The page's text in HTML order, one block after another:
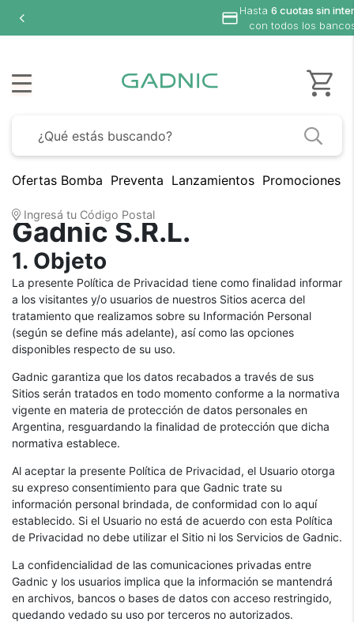
Hasta 6 cuotas sin
con todos los
Ofertas Bomba Preventa Lanzamientos Promociones
Ingresá tu Código Postal
Gadnic S.R.L.
1. Objeto
La presente Política de Privacidad tiene como finalidad informar
a los visitantes y/o usuarios de nuestros Sitios acerca del
tratamiento que realizamos sobre su Información Personal
(según se define más adelante), así como las opciones
disponibles respecto de su uso.
Gadnic garantiza que los datos recabados a través de sus
Sitios serán tratados en todo momento conforme a la normativa
vigente en materia de protección de datos personales en
Argentina, resguardando la finalidad de protección que dicha
normativa establece.
Al aceptar la presente Política de Privacidad, el Usuario otorga
su expreso consentimiento para que Gadnic trate su
información personal brindada, de conformidad con lo aquí
establecido. Si el Usuario no está de acuerdo con esta Política
de Privacidad no debe utilizar el Sitio ni los Servicios de Gadnic.
La confidencialidad de las comunicaciones privadas entre
Gadnic y los usuarios implica que la información se mantendrá
en archivos, bancos o bases de datos con acceso restringido,
quedando vedado su uso por terceros no autorizados.